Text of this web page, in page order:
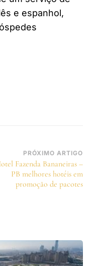
e espanhol,
PRÓXIMO ARTIGO
Fazenda Bananeiras –
PB melhores hotéis em
promoção de pacotes